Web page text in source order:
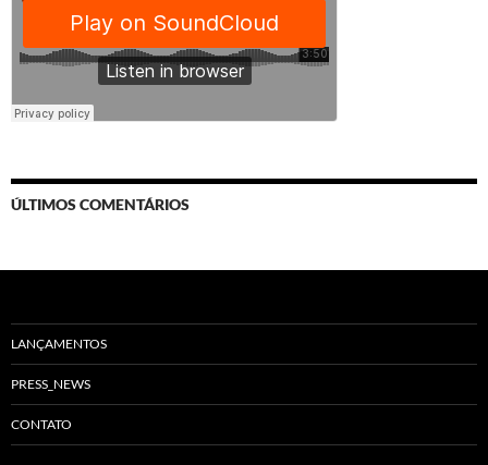
ÚLTIMOS COMENTÁRIOS
LANÇAMENTOS
PRESS_NEWS
CONTATO